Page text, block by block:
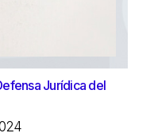
Jurídica del